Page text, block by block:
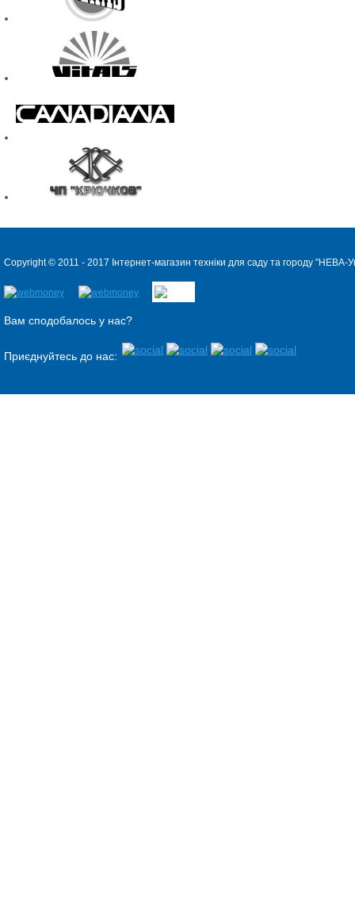
Copyright © 2011 - 2017 Інтернет-магазин техніки для саду та городу "НЕВА-
Вам сподобалось у нас?
Приєднуйтесь до нас: